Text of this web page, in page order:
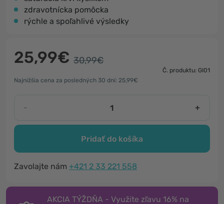
zdravotnícka pomôcka
rýchle a spoľahlivé výsledky
25,99€ 30,99€
Č. produktu: GI01
Najnižšia cena za posledných 30 dní: 25,99€
- +
Pridať do košíka
Zavolajte nám +421 2 33 221 558
AKCIA TÝŽDŇA - Využite zľavu 16% na